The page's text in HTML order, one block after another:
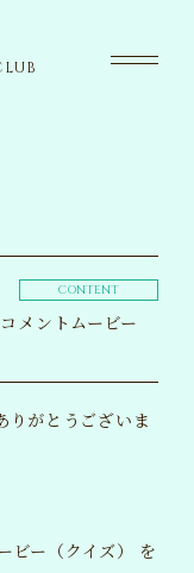
CONTENT
メントムービー
りがとうございま
ビー（クイズ） を